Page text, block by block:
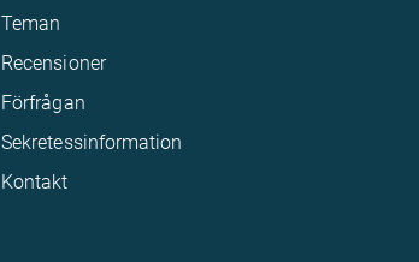
Teman
Recensioner
Förfrågan
Sekretessinformation
Kontakt